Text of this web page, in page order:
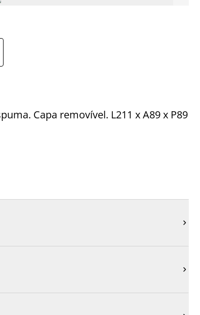
Capa removível. L211 x A89 x P89

